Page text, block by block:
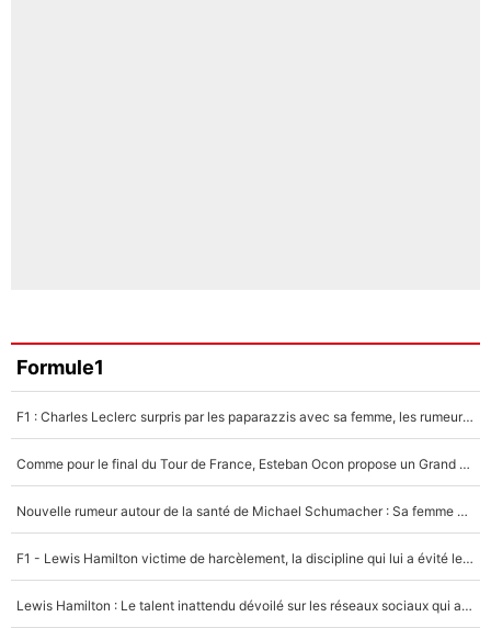
Formule1
F1 : Charles Leclerc surpris par les paparazzis avec sa femme, les rumeurs étaient vraies !
Comme pour le final du Tour de France, Esteban Ocon propose un Grand Prix de Formule 1 à Paris : «Autour de l’Arc de Triomphe, ce serait génial» !
Nouvelle rumeur autour de la santé de Michael Schumacher : Sa femme Corinna sort du silence
F1 - Lewis Hamilton victime de harcèlement, la discipline qui lui a évité le pire : «J'aurais probablement mal tourné»
Lewis Hamilton : Le talent inattendu dévoilé sur les réseaux sociaux qui a impressionné Kim Kardashian pendant leurs vacances en amoureux !